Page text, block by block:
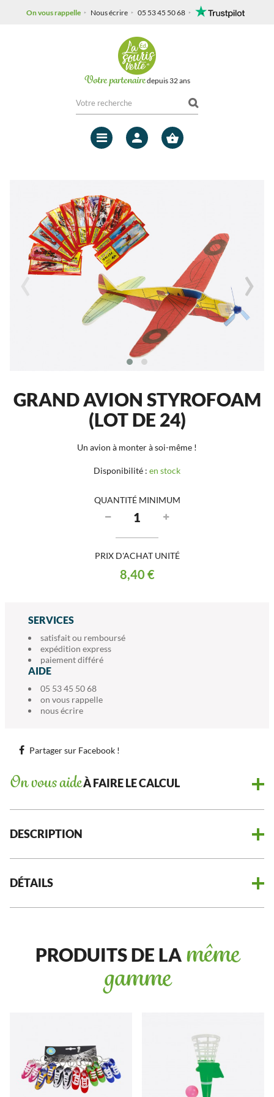
On vous rappelle Nous écrire 05 53 45 50 68
Votre partenairedepuis 32 ans
Mon
‹ ›
GRAND AVION STYROFOAM
(LOT DE 24)
Un avion à monter à soi-même !
Disponibilité : en stock
QUANTITÉ MINIMUM
PRIX D'ACHAT UNITÉ
8,40 €
SERVICES
satisfait ou remboursé
expédition express
paiement différé
AIDE
05 53 45 50 68
on vous rappelle
nous écrire
Partager sur Facebook !
On vous aideÀ FAIRE LE CALCUL
DESCRIPTION
DÉTAILS
PRODUITS DE LA même
gamme